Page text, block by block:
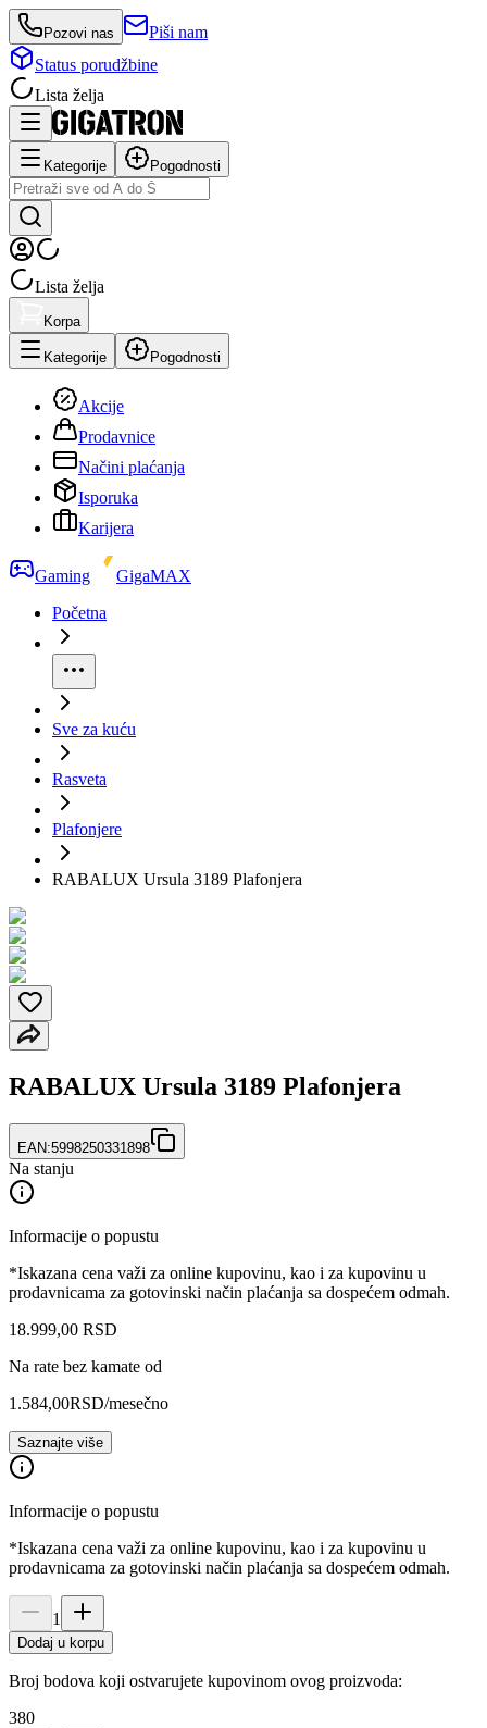
Pozovi nas
Piši nam
Status porudžbine
Lista želja
Kategorije Pogodnosti
Lista želja
Korpa
Kategorije Pogodnosti
Akcije
Prodavnice
Načini plaćanja
Isporuka
Karijera
Gaming
GigaMAX
Početna
Sve za kuću
Rasveta
Plafonjere
RABALUX Ursula 3189 Plafonjera
RABALUX Ursula 3189 Plafonjera
EAN:5998250331898
Na stanju
Informacije o popustu
*Iskazana cena važi za online kupovinu, kao i za kupovinu u
prodavnicama za gotovinski način plaćanja sa dospećem odmah.
18.999,00 RSD
Na rate bez kamate od
1.584,00RSD/mesečno
Saznajte više
Informacije o popustu
*Iskazana cena važi za online kupovinu, kao i za kupovinu u
prodavnicama za gotovinski način plaćanja sa dospećem odmah.
1
Dodaj u korpu
Broj bodova koji ostvarujete kupovinom ovog proizvoda:
380